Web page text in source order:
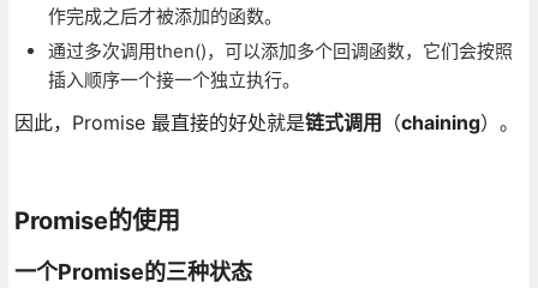
作完成之后才被添加的函数。
通过多次调用then()，可以添加多个回调函数，它们会按照
插入顺序一个接一个独立执行。
因此，Promise 最直接的好处就是链式调用 （chaining）。
Promise的使用
一个Promise的三种状态